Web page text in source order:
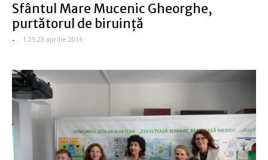
Sfântul Mare Mucenic Gheorghe,
purtătorul de biruinţă
- - 1:25 23 aprilie 2016